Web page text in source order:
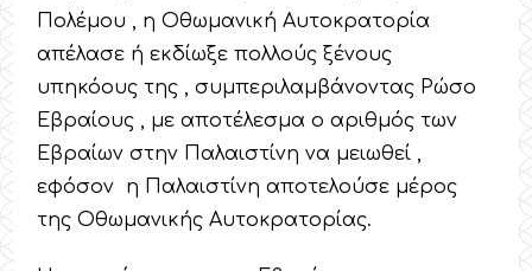
Πολέμου , η Οθωμανική Αυτοκρατορία
απέλασε ή εκδίωξε πολλούς ξένους
υπηκόους της , συμπεριλαμβάνοντας Ρώσο
Εβραίους , με αποτέλεσμα ο αριθμός των
Εβραίων στην Παλαιστίνη να μειωθεί ,
εφόσον η Παλαιστίνη αποτελούσε μέρος
της Οθωμανικής Αυτοκρατορίας.